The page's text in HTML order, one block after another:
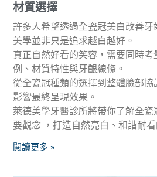
材質選擇
許多人希望透過全瓷冠美白改善
美學並非只是追求越白越好。
真正自然好看的笑容，需要同時
例、材質特性與牙齦線條。
從全瓷冠種類的選擇到整體臉部
影響最終呈現效果。
萊德美學牙醫診所將帶你了解全
要觀念 ，打造自然亮白、和諧耐看
閱讀更多 »